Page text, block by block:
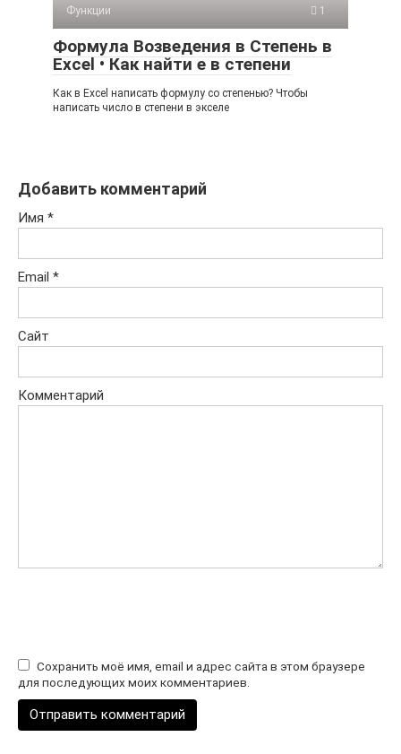
Функции 1
Формула Возведения в Степень в
Excel • Как найти е в степени
Как в Excel написать формулу со степенью? Чтобы
написать число в степени в экселе
Добавить комментарий
Имя *
Email *
Сайт
Комментарий
Сохранить моё имя, email и адрес сайта в этом браузере
для последующих моих комментариев.